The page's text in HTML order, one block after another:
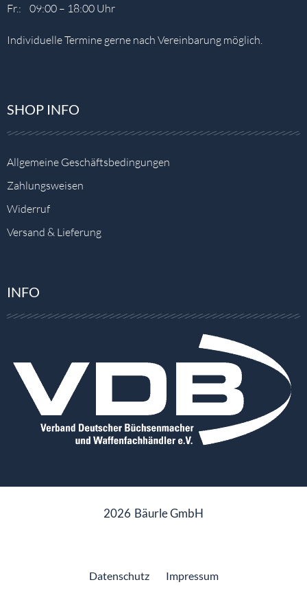
Fr.: 09:00 – 18:00 Uhr
Individuelle Termine gerne nach Vereinbarung möglich.
SHOP INFO
Allgemeine Geschäftsbedingungen
Zahlungsweisen
Widerruf
Versand & Lieferung
INFO
2026 Bäurle GmbH
Datenschutz Impressum